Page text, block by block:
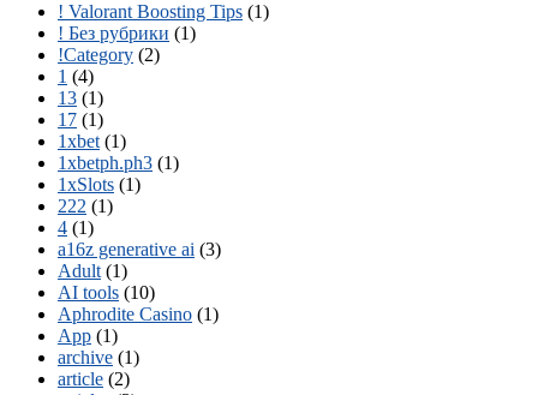
! Valorant Boosting Tips (1)
! Без рубрики (1)
!Category (2)
1 (4)
13 (1)
17 (1)
1xbet (1)
1xbetph.ph3 (1)
1xSlots (1)
222 (1)
4 (1)
a16z generative ai (3)
Adult (1)
AI tools (10)
Aphrodite Casino (1)
App (1)
archive (1)
article (2)